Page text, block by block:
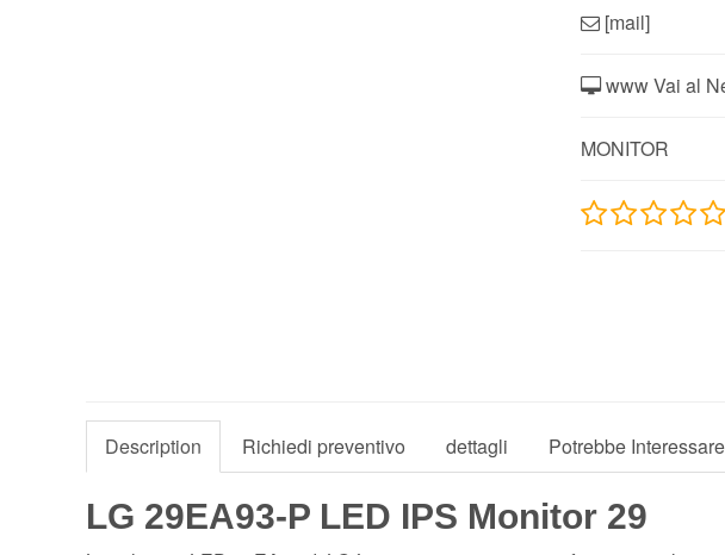
[mail]
www Vai al
MONITOR
Description Richiedi preventivo dettagli Potrebbe Interessare
LG 29EA93-P LED IPS Monitor 29